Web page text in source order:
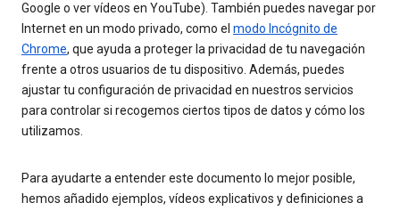
Google o ver vídeos en YouTube). También puedes navegar por
Internet en un modo privado, como el modo Incógnito de
Chrome, que ayuda a proteger la privacidad de tu navegación
frente a otros usuarios de tu dispositivo. Además, puedes
ajustar tu configuración de privacidad en nuestros servicios
para controlar si recogemos ciertos tipos de datos y cómo los
utilizamos.
Para ayudarte a entender este documento lo mejor posible,
hemos añadido ejemplos, vídeos explicativos y definiciones a